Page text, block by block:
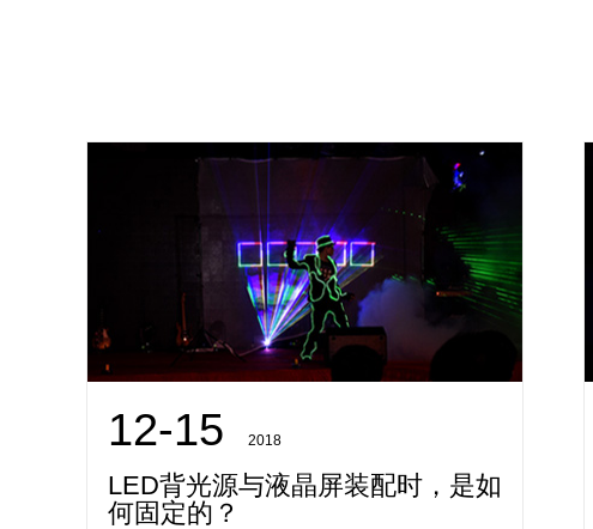
12-15 2018
LED背光源与液晶屏装配时，是如
何固定的？